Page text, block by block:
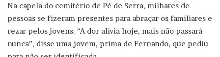
Na capela do cemitério de Pé de Serra, milhares de
pessoas se fizeram presentes para abraçar os familiares e
rezar pelos jovens. “A dor alivia hoje, mais não passará
nunca”, disse uma jovem, prima de Fernando, que pediu